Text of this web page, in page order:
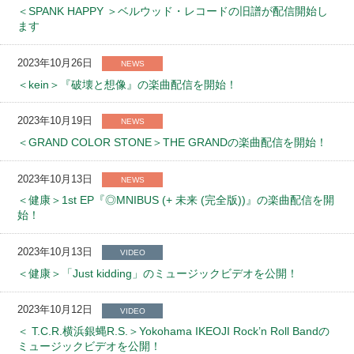
＜SPANK HAPPY ＞ベルウッド・レコードの旧譜が配信開始し
ます
2023年10月26日 NEWS
＜kein＞『破壊と想像』の楽曲配信を開始！
2023年10月19日 NEWS
＜GRAND COLOR STONE＞THE GRANDの楽曲配信を開始！
2023年10月13日 NEWS
＜健康＞1st EP『◎MNIBUS (+ 未来 (完全版))』の楽曲配信を開
始！
2023年10月13日 VIDEO
＜健康＞「Just kidding」のミュージックビデオを公開！
2023年10月12日 VIDEO
＜ T.C.R.横浜銀蝿R.S.＞Yokohama IKEOJI Rock’n Roll Bandの
ミュージックビデオを公開！